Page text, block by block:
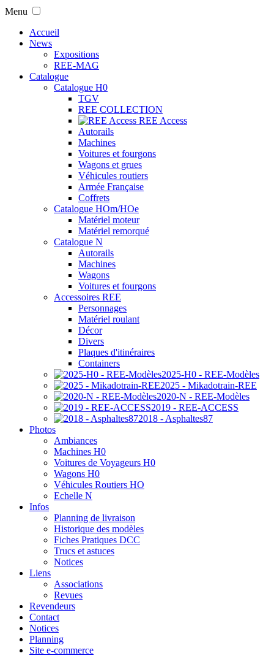
Menu
Accueil
News
Expositions
REE-MAG
Catalogue
Catalogue H0
TGV
REE COLLECTION
REE Access
Autorails
Machines
Voitures et fourgons
Wagons et grues
Véhicules routiers
Armée Française
Coffrets
Catalogue HOm/HOe
Matériel moteur
Matériel remorqué
Catalogue N
Autorails
Machines
Wagons
Voitures et fourgons
Accessoires REE
Personnages
Matériel roulant
Décor
Divers
Plaques d'itinéraires
Containers
2025-H0 - REE-Modèles
2025 - Mikadotrain-REE
2020-N - REE-Modèles
2019 - REE-ACCESS
2018 - Asphaltes87
Photos
Ambiances
Machines H0
Voitures de Voyageurs H0
Wagons H0
Véhicules Routiers HO
Echelle N
Infos
Planning de livraison
Historique des modèles
Fiches Pratiques DCC
Trucs et astuces
Notices
Liens
Associations
Revues
Revendeurs
Contact
Notices
Planning
Site e-commerce